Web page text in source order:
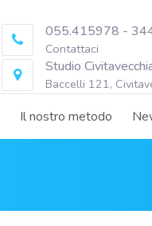
055.415978 -
Contattaci
Studio
Baccelli 121,
Il nostro metodo